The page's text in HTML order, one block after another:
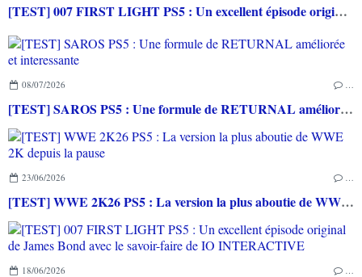
[TEST] 007 FIRST LIGHT PS5 : Un excellent épisode original de James Bond avec le savoir-faire de IO INTERACTIVE
08/07/2026
[TEST] SAROS PS5 : Une formule de RETURNAL améliorée et interessante
23/06/2026
[TEST] WWE 2K26 PS5 : La version la plus aboutie de WWE 2K depuis la pause
18/06/2026